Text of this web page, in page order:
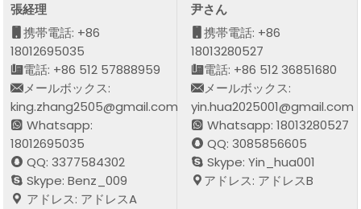
張経理
携帯電話: +86
18012695035
電話: +86 512 57888959
メールボックス:
king.zhang2505@gmail.com
Whatsapp:
18012695035
QQ: 3377584302
Skype: Benz_009
アドレス: アドレスA
尹さん
携帯電話: +86
18013280527
電話: +86 512 36851680
メールボックス:
yin.hua2025001@gmail.com
Whatsapp: 18013280527
QQ: 3085856605
Skype: Yin_hua001
アドレス: アドレスB